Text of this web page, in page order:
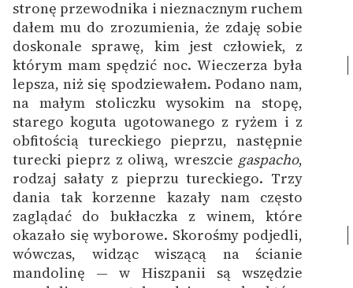
stronę przewodnika i nieznacznym ruchem
dałem mu do zrozumienia, że zdaję sobie
doskonale sprawę, kim jest człowiek, z
którym mam spędzić noc. Wieczerza była
lepsza, niż się spodziewałem. Podano nam,
na małym stoliczku wysokim na stopę,
starego koguta ugotowanego z ryżem i z
obfitością tureckiego pieprzu, następnie
turecki pieprz z oliwą, wreszcie gaspacho,
rodzaj sałaty z pieprzu tureckiego. Trzy
dania tak korzenne kazały nam często
zaglądać do bukłaczka z winem, które
okazało się wyborowe. Skorośmy podjedli,
wówczas, widząc wiszącą na ścianie
mandolinę — w Hiszpanii są wszędzie